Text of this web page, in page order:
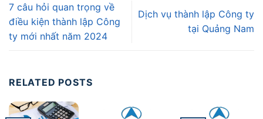
7 câu hỏi quan trọng về
điều kiện thành lập Công
ty mới nhất năm 2024
Dịch vụ thành lập Công ty
tại Quảng Nam
RELATED POSTS